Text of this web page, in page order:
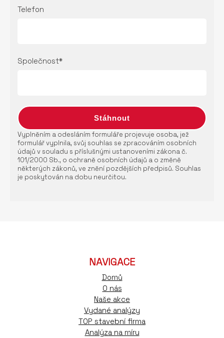
Telefon
Společnost*
Vyplněním a odesláním formuláře projevuje osoba, jež
formulář vyplnila, svůj souhlas se zpracováním osobních
údajů v souladu s příslušnými ustanoveními zákona č.
101/2000 Sb., o ochraně osobních údajů a o změně
některých zákonů, ve znění pozdějších předpisů. Souhlas
je poskytován na dobu neurčitou.
NAVIGACE
Domů
O nás
Naše akce
Vydané analýzy
TOP stavební firma
Analýza na míru